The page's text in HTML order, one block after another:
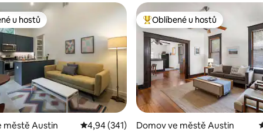
kategorii Oblíbené u hostů
u hostů
městě Austin Průměrné hodnocení 4,94 z 5, 341 hodnocení
4,94 (341)
Nejlepší v kategorii Oblíbené u
Oblíbené u hostů
Domov ve městě Austin